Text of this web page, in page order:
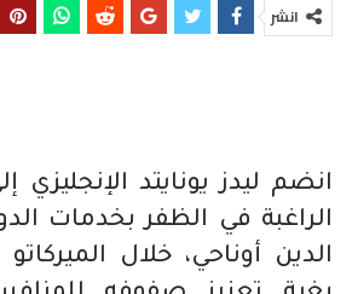
انشر
انضم ليدز يونايتد الإنجليزي
الراغبة في الظفر بخدمات
الدين أوناحي، خلال